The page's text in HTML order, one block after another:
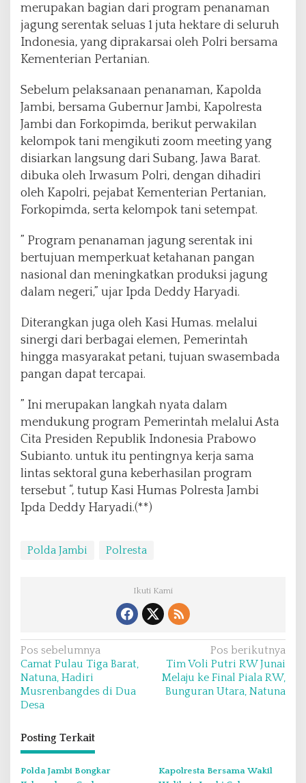
a
H
e
r
merupakan bagian dari program penanaman
jagung serentak seluas 1 juta hektare di seluruh
Indonesia, yang diprakarsai oleh Polri bersama
Kementerian Pertanian.
Sebelum pelaksanaan penanaman, Kapolda
Jambi, bersama Gubernur Jambi, Kapolresta
Jambi dan Forkopimda, berikut perwakilan
kelompok tani mengikuti zoom meeting yang
disiarkan langsung dari Subang, Jawa Barat.
dibuka oleh Irwasum Polri, dengan dihadiri
oleh Kapolri, pejabat Kementerian Pertanian,
Forkopimda, serta kelompok tani setempat.
” Program penanaman jagung serentak ini
bertujuan memperkuat ketahanan pangan
nasional dan meningkatkan produksi jagung
dalam negeri,” ujar Ipda Deddy Haryadi.
Diterangkan juga oleh Kasi Humas. melalui
sinergi dari berbagai elemen, Pemerintah
hingga masyarakat petani, tujuan swasembada
pangan dapat tercapai.
” Ini merupakan langkah nyata dalam
mendukung program Pemerintah melalui Asta
Cita Presiden Republik Indonesia Prabowo
Subianto. untuk itu pentingnya kerja sama
lintas sektoral guna keberhasilan program
tersebut “, tutup Kasi Humas Polresta Jambi
Ipda Deddy Haryadi.(**)
Polda Jambi Polresta
Ikuti Kami
N
a
v
i
g
a
s
Pos sebelumnya
Camat Pulau Tiga Barat,
Natuna, Hadiri
Musrenbangdes di Dua
Desa
Pos berikutnya
Tim Voli Putri RW Junai
Melaju ke Final Piala RW,
Bunguran Utara, Natuna
Posting Terkait
Polda Jambi Bongkar
Kapolresta Bersama Wakil